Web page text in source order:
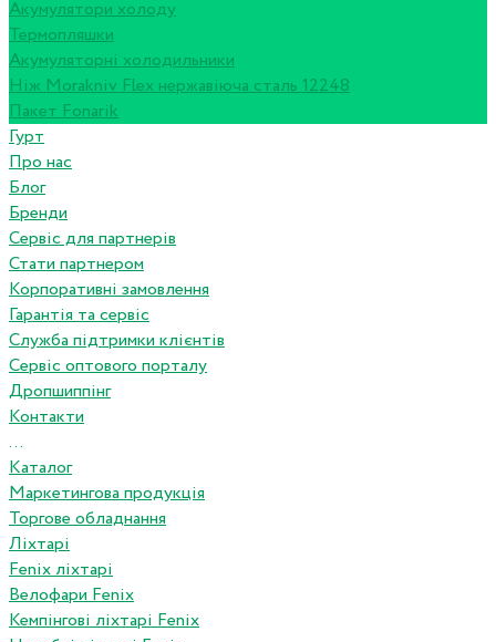
Акумулятори холоду
Термопляшки
Акумуляторні холодильники
Ніж Morakniv Flex нержавіюча сталь 12248
Пакет Fonarik
Гурт
Про нас
Блог
Бренди
Сервіс для партнерів
Стати партнером
Корпоративні замовлення
Гарантія та сервіс
Служба підтримки клієнтів
Сервіс оптового порталу
Дропшиппінг
Контакти
...
Каталог
Маркетингова продукція
Торгове обладнання
Ліхтарі
Fenix ліхтарі
Велофари Fenix
Кемпінгові ліхтарі Fenix